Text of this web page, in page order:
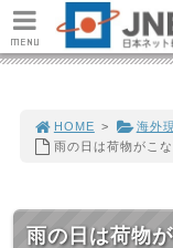
HOME > 海外
雨の日は荷物がこ
雨の日は荷物
MENU